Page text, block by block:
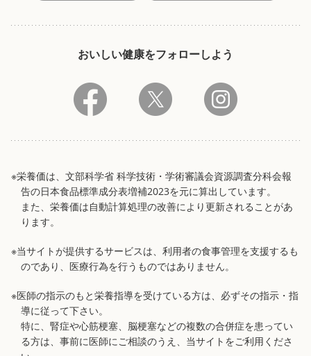
おいしい健康をフォローしよう
※栄養価は、文部科学省 科学技術・学術審議会資源調査分科会報
告の日本食品標準成分表増補2023を元に算出しています。
また、栄養価は自動計算処理の改善により更新されることがあ
ります。
※当サイトが提供するサービスは、利用者の食事管理を支援するも
のであり、医療行為を行うものではありません。
※医師の指示のもと栄養指導を受けている方は、必ずその指示・指
導に従って下さい。
特に、腎症や心筋梗塞、脳梗塞などの複数の合併症を患ってい
る方は、事前に医師にご相談のうえ、当サイトをご利用くださ